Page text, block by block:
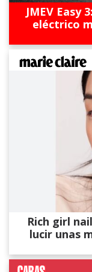
JMEV Easy
eléctrico
Rich girl
lucir unas